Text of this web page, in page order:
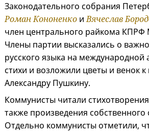
Законодательного собрания
Роман Кононенко иВячеслав
член центрального райкома КПРФ
Члены партии высказались о
русского языка на международной
стихи и возложили цветы и венок к
Александру Пушкину.
Коммунисты читали стихотворения
также произведения собственного
Отдельно коммунисты отметили,